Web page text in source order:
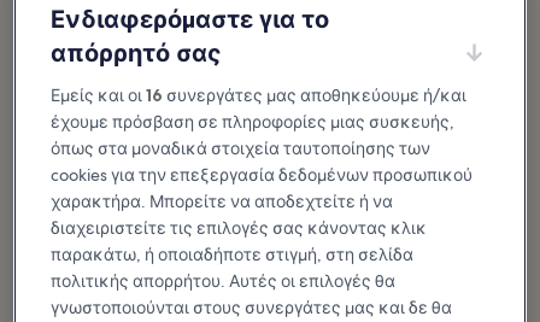
Ποιος είναι ο επόμενος προορισμός σας;
Κορυφαίοι προορισμοί σε
Lincolnshire
Skegness
Skegness is a large seaside town
on England’s Lincolnshire coast
offering lots of exciting, scenic and
fun activities to thrill adults and...
Lincoln
Lincoln is a city dwarfed by its
towering medieval cathedral,
which has witnessed centuries of
royal intrigue and faithful
pilgrims...
Ενδιαφερόμαστε για το
απόρρητό σας
Εμείς και οι16 συνεργάτες μας αποθηκεύουμε ή/και
έχουμε πρόσβαση σε πληροφορίες μιας συσκευής,
όπως στα μοναδικά στοιχεία ταυτοποίησης των
cookies για την επεξεργασία δεδομένων προσωπικού
χαρακτήρα. Μπορείτε να αποδεχτείτε ή να
διαχειριστείτε τις επιλογές σας κάνοντας κλικ
παρακάτω, ή οποιαδήποτε στιγμή, στη σελίδα
πολιτικής απορρήτου. Αυτές οι επιλογές θα
γνωστοποιούνται στους συνεργάτες μας και δε θα